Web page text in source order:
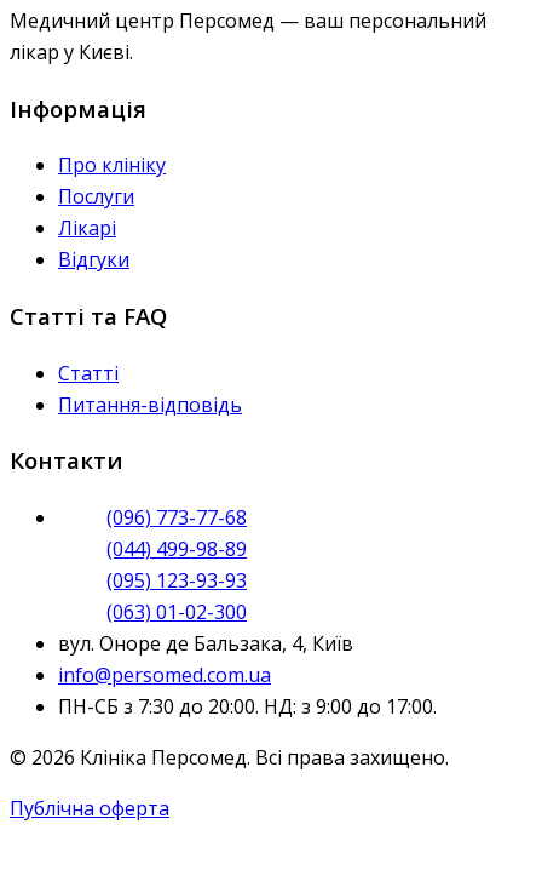
Медичний центр Персомед — ваш персональний
лікар у Києві.
Інформація
Про клініку
Послуги
Лікарі
Відгуки
Статті та FAQ
Статті
Питання-відповідь
Контакти
(096) 773-77-68
(044) 499-98-89
(095) 123-93-93
(063) 01-02-300
вул. Оноре де Бальзака, 4, Київ
info@persomed.com.ua
ПН-СБ з 7:30 до 20:00. НД: з 9:00 до 17:00.
© 2026 Клініка Персомед. Всі права захищено.
Публічна оферта